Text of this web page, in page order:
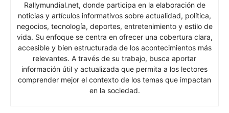
Rallymundial.net, donde participa en la elaboración de
noticias y artículos informativos sobre actualidad, política,
negocios, tecnología, deportes, entretenimiento y estilo de
vida. Su enfoque se centra en ofrecer una cobertura clara,
accesible y bien estructurada de los acontecimientos más
relevantes. A través de su trabajo, busca aportar
información útil y actualizada que permita a los lectores
comprender mejor el contexto de los temas que impactan
en la sociedad.